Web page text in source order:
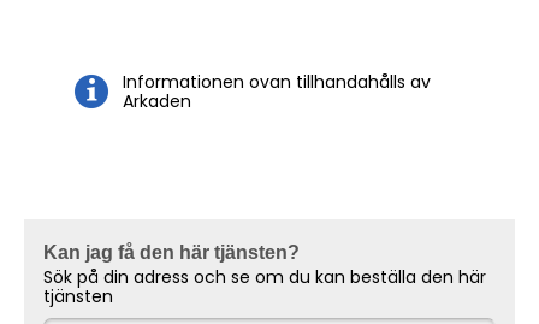
Informationen ovan tillhandahålls av
Arkaden
Kan jag få den här tjänsten?
Sök på din adress och se om du kan beställa den här
tjänsten